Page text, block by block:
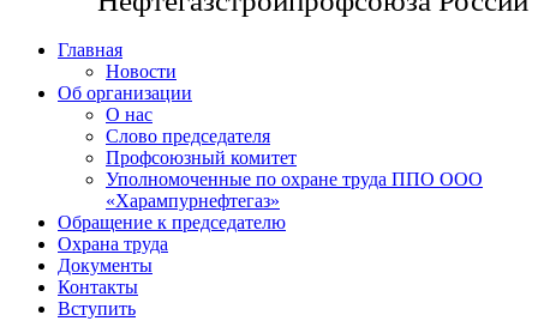
Главная
Новости
Об организации
О нас
Слово председателя
Профсоюзный комитет
Уполномоченные по охране труда ППО ООО
«Харампурнефтегаз»
Обращение к председателю
Охрана труда
Документы
Контакты
Вступить